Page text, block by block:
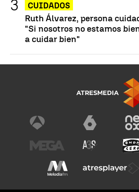
CUIDADOS
Ruth Álvarez, persona
"Si nosotros no estamos
a cuidar bien"